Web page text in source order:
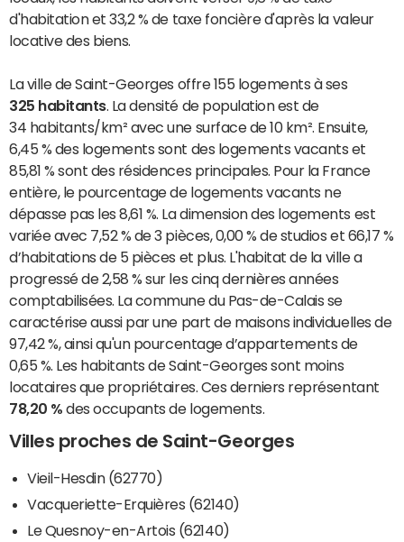
d'habitation et 33,2 % de taxe foncière d'après la valeur
locative des biens.
La ville de Saint-Georges offre 155 logements à ses
325 habitants. La densité de population est de
34 habitants/km² avec une surface de 10 km². Ensuite,
6,45 % des logements sont des logements vacants et
85,81 % sont des résidences principales. Pour la France
entière, le pourcentage de logements vacants ne
dépasse pas les 8,61 %. La dimension des logements est
variée avec 7,52 % de 3 pièces, 0,00 % de studios et 66,17 %
d’habitations de 5 pièces et plus. L'habitat de la ville a
progressé de 2,58 % sur les cinq dernières années
comptabilisées. La commune du Pas-de-Calais se
caractérise aussi par une part de maisons individuelles de
97,42 %, ainsi qu'un pourcentage d’appartements de
0,65 %. Les habitants de Saint-Georges sont moins
locataires que propriétaires. Ces derniers représentant
78,20 % des occupants de logements.
Villes proches de Saint-Georges
Vieil-Hesdin (62770)
Vacqueriette-Erquières (62140)
Le Quesnoy-en-Artois (62140)